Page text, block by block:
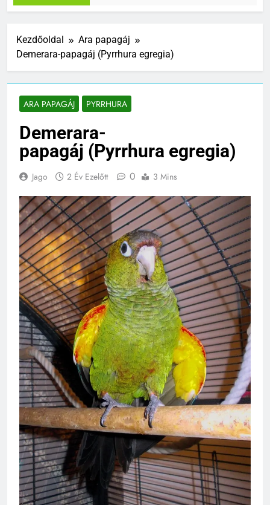
Kezdőoldal
Ara papagáj
Demerara-papagáj (Pyrrhura egregia)
ARA PAPAGÁJ PYRRHURA
Demerara-
papagáj (Pyrrhura egregia)
Jago 2 Év Ezelőtt 0 3 Mins